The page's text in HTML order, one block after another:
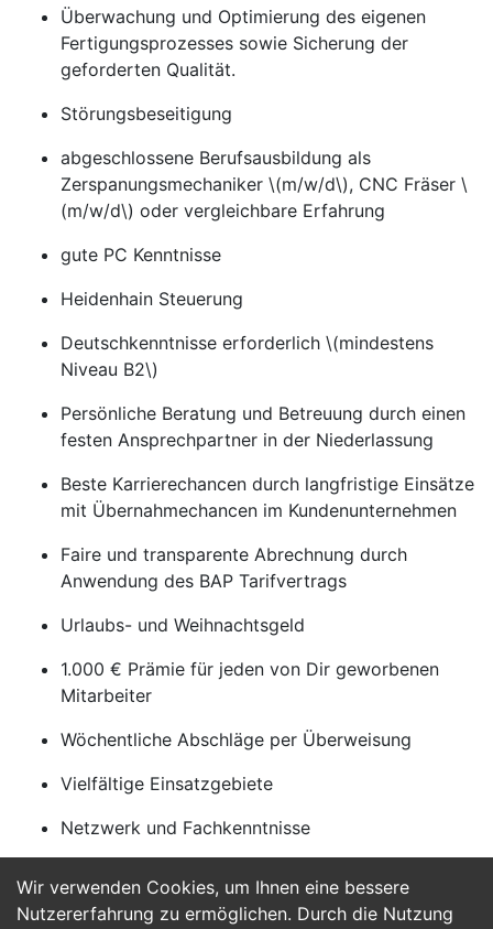
Wir verwenden Cookies, um Ihnen eine bessere
Nutzererfahrung zu ermöglichen. Durch die Nutzung
Überwachung und Optimierung des eigenen
Fertigungsprozesses sowie Sicherung der
geforderten Qualität.
Störungsbeseitigung
abgeschlossene Berufsausbildung als
Zerspanungsmechaniker \(m/w/d\), CNC Fräser \
(m/w/d\) oder vergleichbare Erfahrung
gute PC Kenntnisse
Heidenhain Steuerung
Deutschkenntnisse erforderlich \(mindestens
Niveau B2\)
Persönliche Beratung und Betreuung durch einen
festen Ansprechpartner in der Niederlassung
Beste Karrierechancen durch langfristige Einsätze
mit Übernahmechancen im Kundenunternehmen
Faire und transparente Abrechnung durch
Anwendung des BAP Tarifvertrags
Urlaubs- und Weihnachtsgeld
1.000 € Prämie für jeden von Dir geworbenen
Mitarbeiter
Wöchentliche Abschläge per Überweisung
Vielfältige Einsatzgebiete
Netzwerk und Fachkenntnisse
Jetzt Bewerben